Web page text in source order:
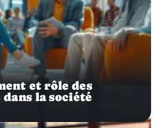
et rôle des
la société